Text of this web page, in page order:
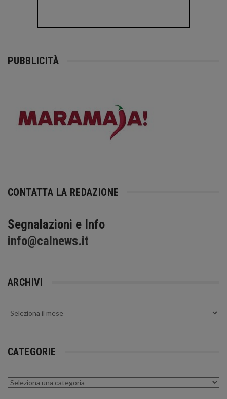
PUBBLICITÀ
CONTATTA LA REDAZIONE
Segnalazioni e Info
info@calnews.it
ARCHIVI
Archivi
CATEGORIE
Categorie